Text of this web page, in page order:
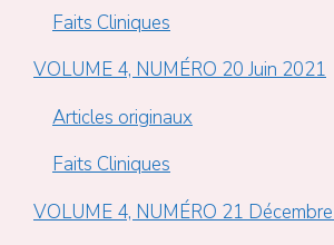
Faits Cliniques
VOLUME 4, NUMÉRO 20 Juin 2021
Articles originaux
Faits Cliniques
VOLUME 4, NUMÉRO 21